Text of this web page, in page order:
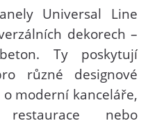
Universal Line
dekorech –
Ty poskytují
různé designové
moderní kanceláře,
nebo